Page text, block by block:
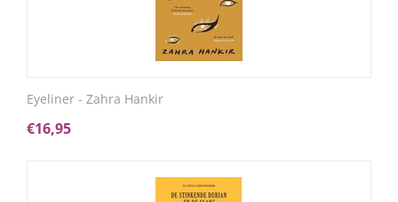
Eyeliner - Zahra Hankir
€16,95